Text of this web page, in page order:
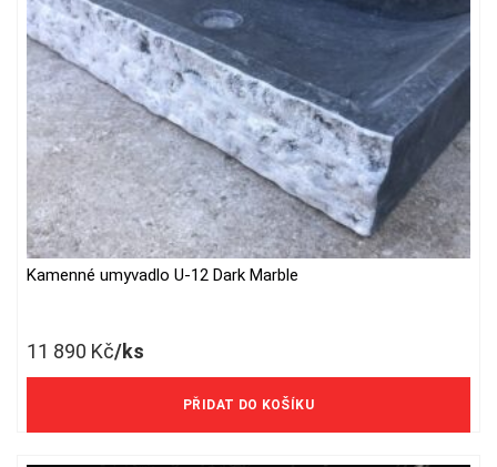
Kamenné umyvadlo U-12 Dark Marble
11 890 Kč/ks
PŘIDAT DO KOŠÍKU